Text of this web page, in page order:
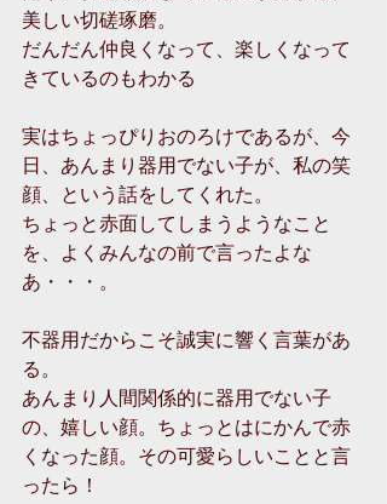
美しい切磋琢磨。
だんだん仲良くなって、楽しくなって
きているのもわかる
実はちょっぴりおのろけであるが、今
日、あんまり器用でない子が、私の笑
顔、という話をしてくれた。
ちょっと赤面してしまうようなこと
を、よくみんなの前で言ったよな
あ・・・。
不器用だからこそ誠実に響く言葉があ
る。
あんまり人間関係的に器用でない子
の、嬉しい顔。ちょっとはにかんで赤
くなった顔。その可愛らしいことと言
ったら！